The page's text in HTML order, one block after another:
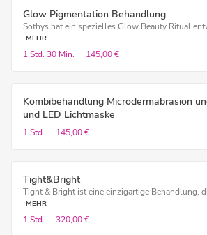
Glow Pigmentation Behandlung
Sothys hat ein spezielles Glow Beauty Ritual
MEHR
1 Std. 30 Min. 145,00 €
Kombibehandlung Microdermabrasion
und LED Lichtmaske
1 Std. 145,00 €
Tight&Bright
Tight & Bright ist eine einzigartige Behandlung,
MEHR
1 Std. 320,00 €